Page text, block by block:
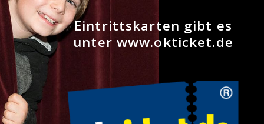
Eintrittskarten gibt es
unter www.okticket.de